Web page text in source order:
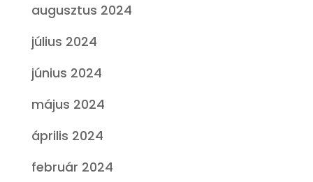
augusztus 2024
július 2024
június 2024
május 2024
április 2024
február 2024